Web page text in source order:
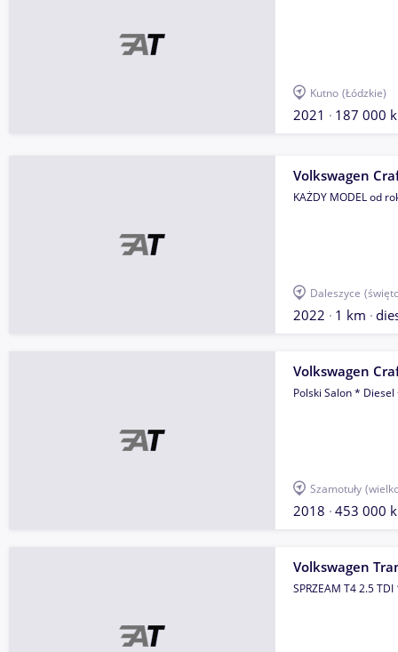
Kutno (Łódzkie)
2021 187 000
Volkswagen
KAŻDY MODEL od
Daleszyce
2022 1 km
Volkswagen
Polski Salon * Diesel
Szamotuły
2018 453 000
Volkswagen
SPRZEAM T4 2.5